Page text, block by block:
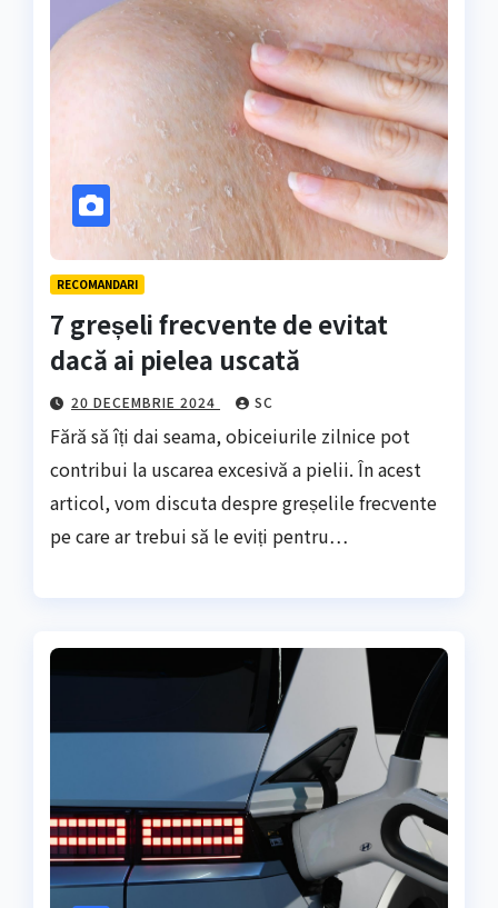
RECOMANDARI
7 greșeli frecvente de evitat
dacă ai pielea uscată
20 DECEMBRIE 2024 SC
Fără să îți dai seama, obiceiurile zilnice pot
contribui la uscarea excesivă a pielii. În acest
articol, vom discuta despre greșelile frecvente
pe care ar trebui să le eviți pentru…